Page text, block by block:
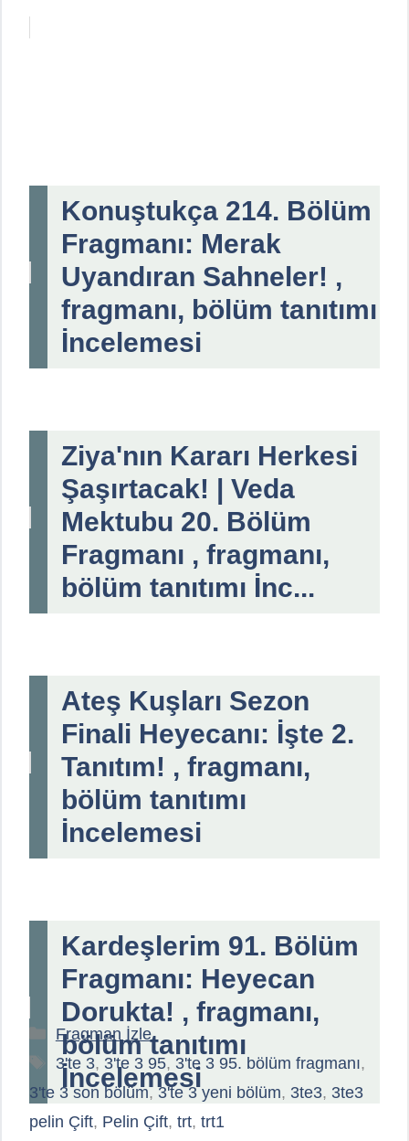
Konuştukça 214. Bölüm
Fragmanı: Merak
Uyandıran Sahneler! ,
fragmanı, bölüm tanıtımı
İncelemesi
Ziya'nın Kararı Herkesi
Şaşırtacak! | Veda
Mektubu 20. Bölüm
Fragmanı , fragmanı,
bölüm tanıtımı İnc...
Ateş Kuşları Sezon
Finali Heyecanı: İşte 2.
Tanıtım! , fragmanı,
bölüm tanıtımı
İncelemesi
Kardeşlerim 91. Bölüm
Fragmanı: Heyecan
Dorukta! , fragmanı,
bölüm tanıtımı
İncelemesi
Kategoriler
Fragman İzle
Etiketler
3'te 3, 3'te 3 95, 3'te 3 95. bölüm fragmanı,
3'te 3 son bölüm,3'te 3 yeni bölüm, 3te3, 3te3
pelin Çift, Pelin Çift, trt, trt1